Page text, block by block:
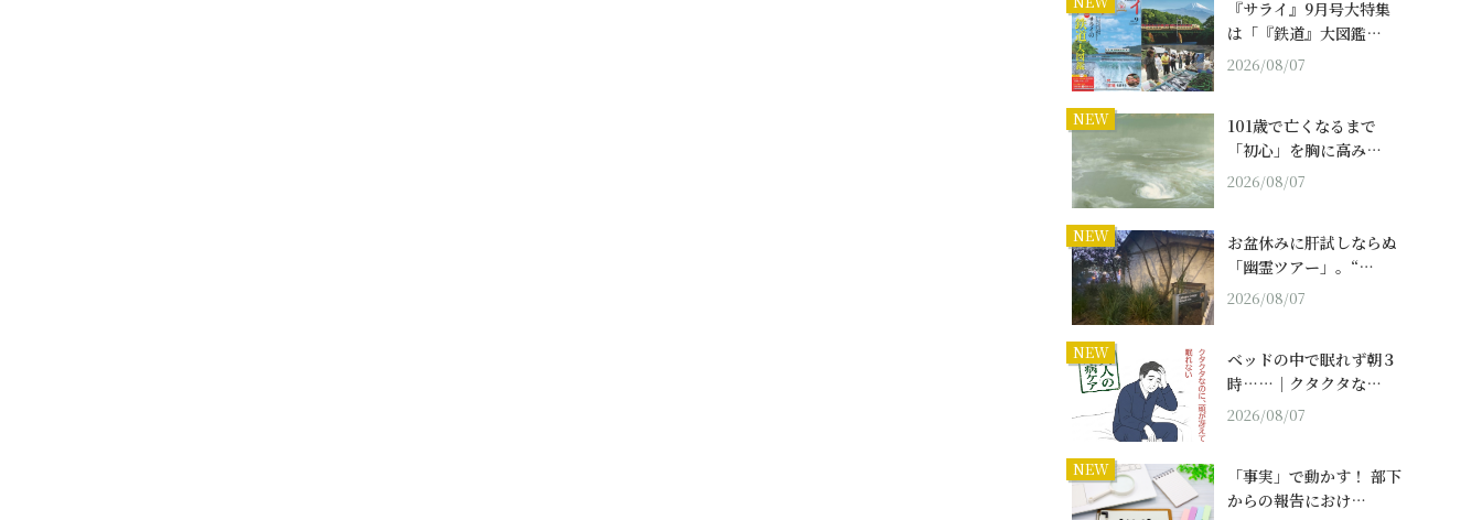
『サライ』9月号大特集
は「『鉄道』大図鑑…
2026/08/07
NEW
101歳で亡くなるまで
「初心」を胸に高み…
2026/08/07
NEW
お盆休みに肝試しならぬ
「幽霊ツアー」。“…
2026/08/07
NEW
ベッドの中で眠れず朝３
時……｜クタクタな…
2026/08/07
NEW
「事実」で動かす！ 部下
からの報告におけ…